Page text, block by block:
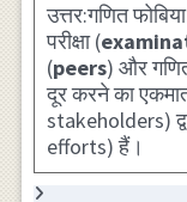
उत्तर:गणित
परीक्षा (
(peers) और
दूर करने का
stakeholders)
efforts) हैं।